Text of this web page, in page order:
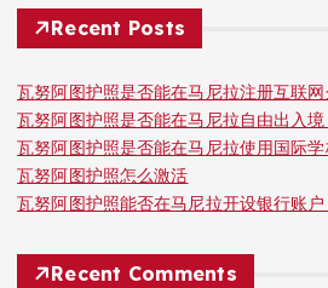
Recent Posts
瓦努阿图护照是否能在马尼拉注册互联网
瓦努阿图护照是否能在马尼拉自由出入境
瓦努阿图护照是否能在马尼拉使用国际学
瓦努阿图护照怎么激活
瓦努阿图护照能否在马尼拉开设银行账户
Recent Comments